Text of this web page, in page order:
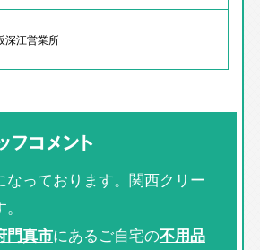
深江営業所
フコメント
なっております。関西クリー
門真市にあるご自宅の不用品